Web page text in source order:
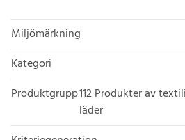
Miljömärkning
Kategori
Produktgrupp112 Produkter av
läder